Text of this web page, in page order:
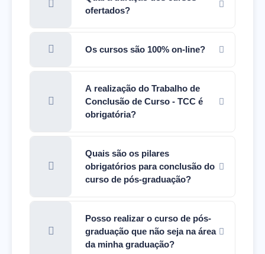
ofertados?
Os cursos são 100% on-line?
A realização do Trabalho de
Conclusão de Curso - TCC é
obrigatória?
Quais são os pilares
obrigatórios para conclusão do
curso de pós-graduação?
Posso realizar o curso de pós-
graduação que não seja na área
da minha graduação?